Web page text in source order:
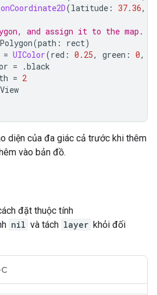
(latitude : 37.36,
and assign it to the map.
(path : rect)
= UIColor(red : 0.25, green : 0,
= .black
= 2
diện của đa giác cả trước khi thêm
vào bản đồ.
đặt thuộc tính
nil và tách layer khỏi đối